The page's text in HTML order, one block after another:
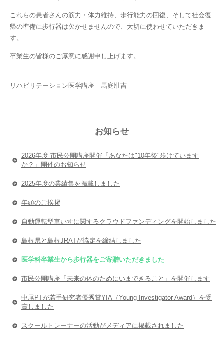
これらの患者さんの筋力・体力維持、歩行能力の回復、そして社会復
帰の準備に歩行器は欠かせませんので、大切に使わせていただきま
す。
卒業生の皆様のご厚意に感謝申し上げます。
リハビリテーション医学講座 馬庭壯吉
お知らせ
2026年度 市民公開講座開催「あなたは"10年後"歩けています
か？」開催のお知らせ
2025年度の業績集を掲載しました
年頭のご挨拶
自動運転型車いすに関するクラウドファンディングを開始しました
島根県と島根JRATが協定を締結しました
医学科卒業生から歩行器をご寄贈いただきました
市民公開講座「未来の体のためにいまできること」を開催します
中尾PTが若手研究者優秀賞YIA（Young Investigator Award）を受
賞しました
スクールトレーナーの活動がメディアに掲載されました